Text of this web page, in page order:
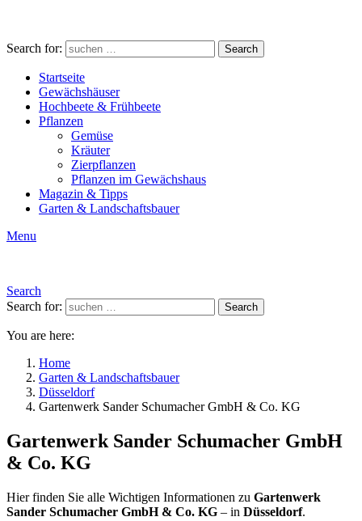
Search for: Search
Startseite
Gewächshäuser
Hochbeete & Frühbeete
Pflanzen
Gemüse
Kräuter
Zierpflanzen
Pflanzen im Gewächshaus
Magazin & Tipps
Garten & Landschaftsbauer
Menu
Search
Search for:
Search
You are here:
Home
Garten & Landschaftsbauer
Düsseldorf
Gartenwerk Sander Schumacher GmbH & Co. KG
Gartenwerk Sander Schumacher GmbH
& Co. KG
Hier finden Sie alle Wichtigen Informationen zu Gartenwerk
Sander Schumacher GmbH & Co. KG – in Düsseldorf.